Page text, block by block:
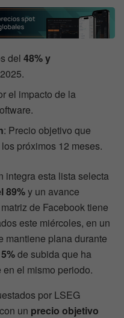
del48% y
el impacto de la
: Precio objetivo que
próximos 12 meses.
integra esta lista selecta
89%y un avance
de Facebook tiene
este miércoles, en un
mantiene plana durante
5%de subida que ha
el mismo periodo.
por LSEG
un precio objetivo